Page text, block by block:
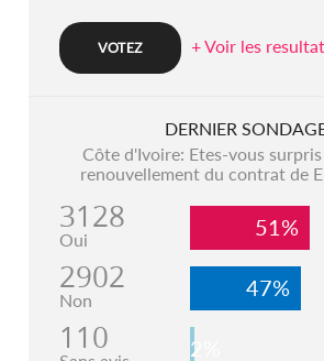
+ Voir les
DERNIER
Côte d'Ivoire: Etes-vous
renouvellement du contrat de
3128
Oui 51%
2902
Non 47%
110 2%